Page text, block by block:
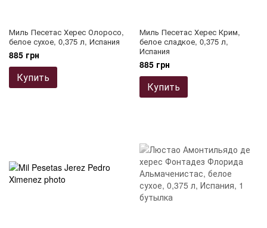
Миль Песетас Херес Олоросо,
белое сухое, 0,375 л, Испания
885 грн
Купить
Миль Песетас Херес Крим,
белое сладкое, 0,375 л,
Испания
885 грн
Купить